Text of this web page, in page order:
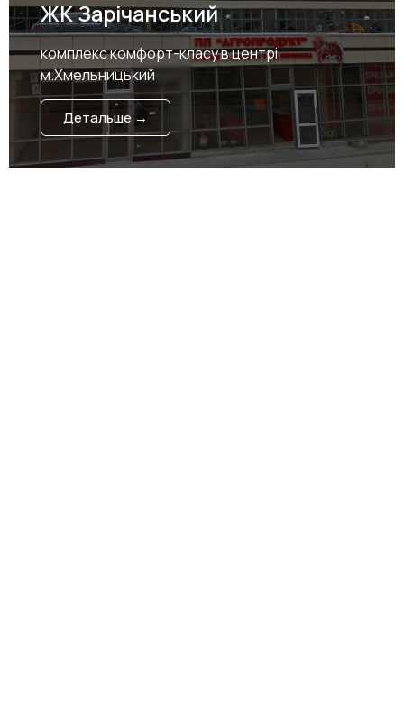
ЖК Зарічанський
комплекс комфорт-класу в центрі
м.Хмельницький
Детальше →